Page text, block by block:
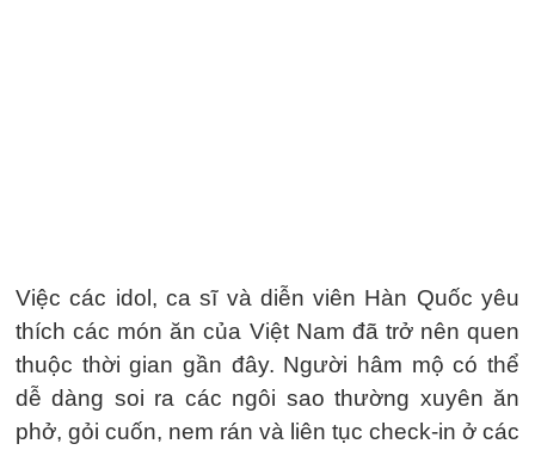
Việc các idol, ca sĩ và diễn viên Hàn Quốc yêu
thích các món ăn của Việt Nam đã trở nên quen
thuộc thời gian gần đây. Người hâm mộ có thể
dễ dàng soi ra các ngôi sao thường xuyên ăn
phở, gỏi cuốn, nem rán và liên tục check-in ở các